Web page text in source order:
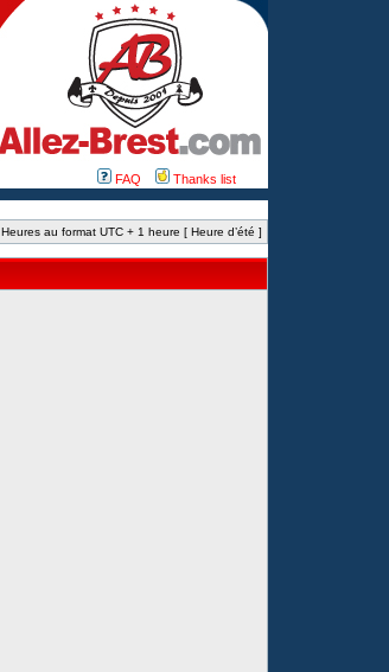
FAQ Thanks list
Heures au format UTC + 1 heure [ Heure d’été ]